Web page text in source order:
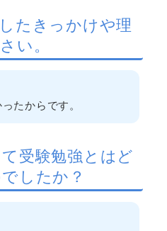
たきっかけや理
い。
たからです。
受験勉強とはど
したか？